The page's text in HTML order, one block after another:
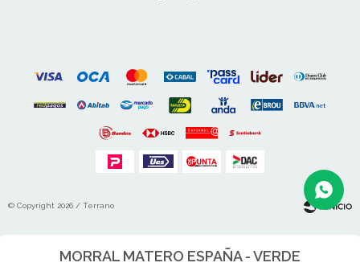
MORRAL MATERO ESPAÑA - VERDE
© Copyright 2026 / Terrano